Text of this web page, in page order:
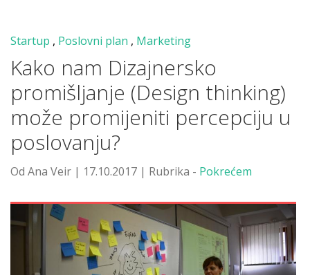
Startup , Poslovni plan , Marketing
Kako nam Dizajnersko
promišljanje (Design thinking)
može promijeniti percepciju u
poslovanju?
Od Ana Veir | 17.10.2017 | Rubrika - Pokrećem